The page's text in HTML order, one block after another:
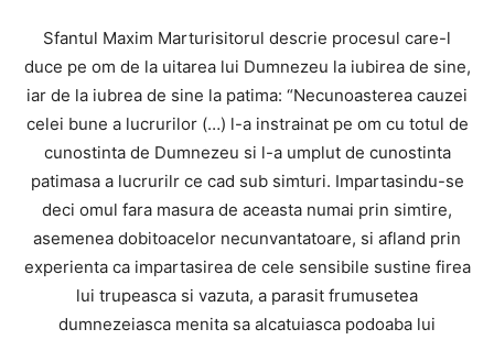
Sfantul Maxim Marturisitorul descrie procesul care-l
duce pe om de la uitarea lui Dumnezeu la iubirea de sine,
iar de la iubrea de sine la patima: “Necunoasterea cauzei
celei bune a lucrurilor (…) l-a instrainat pe om cu totul de
cunostinta de Dumnezeu si l-a umplut de cunostinta
patimasa a lucrurilr ce cad sub simturi. Impartasindu-se
deci omul fara masura de aceasta numai prin simtire,
asemenea dobitoacelor necunvantatoare, si afland prin
experienta ca impartasirea de cele sensibile sustine firea
lui trupeasca si vazuta, a parasit frumusetea
dumnezeiasca menita sa alcatuiasca podoaba lui